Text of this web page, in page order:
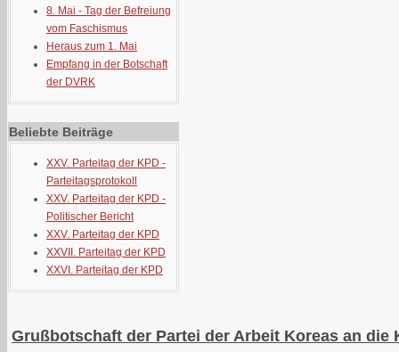
8. Mai - Tag der Befreiung
vom Faschismus
Heraus zum 1. Mai
Empfang in der Botschaft
der DVRK
Beliebte Beiträge
XXV. Parteitag der KPD -
Parteitagsprotokoll
XXV. Parteitag der KPD -
Politischer Bericht
XXV. Parteitag der KPD
XXVII. Parteitag der KPD
XXVI. Parteitag der KPD
Grußbotschaft der Partei der Arbeit Koreas an die